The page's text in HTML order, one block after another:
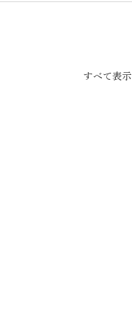
すべて表示